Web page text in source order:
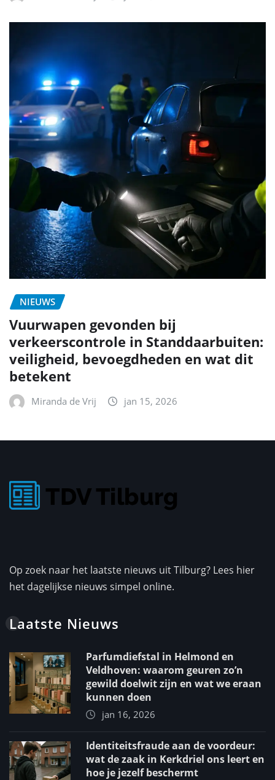
NIEUWS
Vuurwapen gevonden bij
verkeerscontrole in Standdaarbuiten:
veiligheid, bevoegdheden en wat dit
betekent
Miranda de Vrij jan 15, 2026
Op zoek naar het laatste nieuws uit Tilburg? Lees hier
het dagelijkse nieuws simpel online.
Laatste Nieuws
Parfumdiefstal in Helmond en
Veldhoven: waarom geuren zo’n
gewild doelwit zijn en wat we eraan
kunnen doen
jan 16, 2026
Identiteitsfraude aan de voordeur:
wat de zaak in Kerkdriel ons leert en
hoe je jezelf beschermt